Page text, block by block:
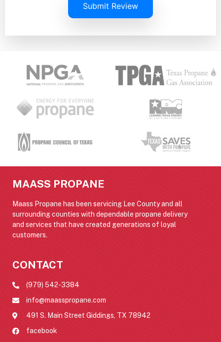
Submit Review
MAASS PROPANE
Maass Propane has been servicing Lee County and all
surrounding counties with dependable propane delivery
and services that have created generations of loyal
customers.
CONTACT
(979) 542-3384
info@maasspropane.com
491 S. Main Street Giddings, TX 78942
facebook